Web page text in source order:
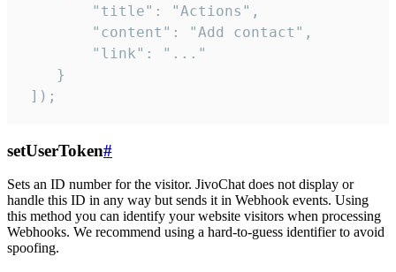
        "title": "Actions",
        "content": "Add contact",
        "link": "..."
    }
]);
setUserToken#
Sets an ID number for the visitor. JivoChat does not display or
handle this ID in any way but sends it in Webhook events. Using
this method you can identify your website visitors when processing
Webhooks. We recommend using a hard-to-guess identifier to avoid
spoofing.